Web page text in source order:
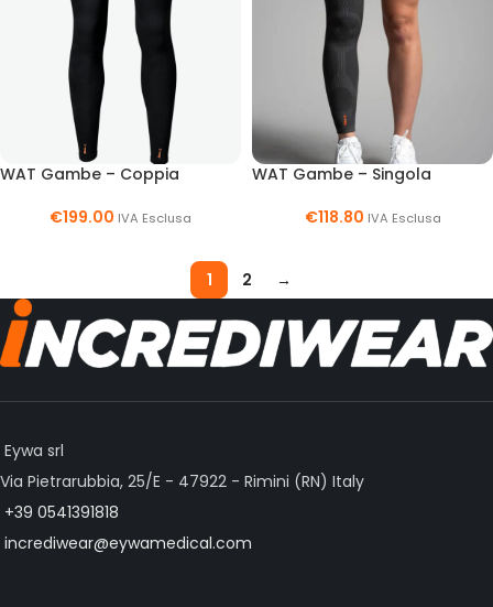
WAT Gambe – Coppia
€199.00 IVA Esclusa
WAT Gambe – Singola
€118.80 IVA Esclusa
1 2 →
Eywa srl
Via Pietrarubbia, 25/E - 47922 - Rimini (RN) Italy
+39 0541391818
incrediwear@eywamedical.com